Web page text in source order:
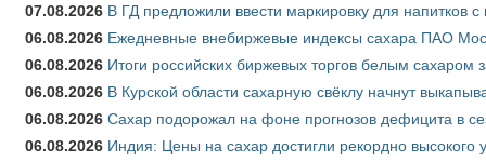
07.08.2026 В ГД предложили ввести маркировку для напитков
06.08.2026 Ежедневные внебиржевые индексы сахара ПАО
06.08.2026 Итоги российских биржевых торгов белым сахаром
06.08.2026 В Курской области сахарную свёклу начнут
06.08.2026 Сахар подорожал на фоне прогнозов дефицита в
06.08.2026 Индия: Цены на сахар достигли рекордно высокого